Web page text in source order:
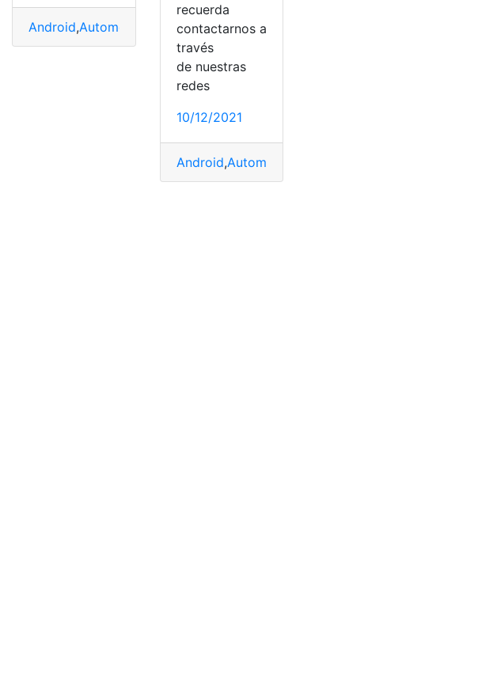
Android,Automotive KTM,Moto,Móvil,RAM
recuerda
contactarnos a
través
de nuestras
redes
10/12/2021
Android,Automotive